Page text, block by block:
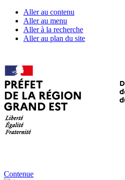
Aller au contenu
Aller au menu
Aller à la recherche
Aller au plan du site
Contenue